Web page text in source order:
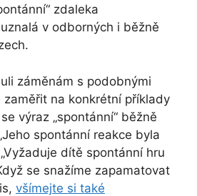
zdaleka
v odborných i běžně
záměnám s podobnými
zaměřit na konkrétní příklady
výraz „spontánní“ běžně
spontánní reakce byla
dítě spontánní hru
se snažíme zapamatovat
všímejte si také